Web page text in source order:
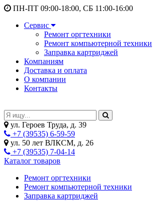
ПН-ПТ 09:00-18:00, СБ 11:00-16:00
Сервис
Ремонт оргтехники
Ремонт компьютерной техники
Заправка картриджей
Компаниям
Доставка и оплата
О компании
Контакты
ул. Героев Труда, д. 39
+7 (39535) 6-59-59
ул. 50 лет ВЛКСМ, д. 26
+7 (39535) 7-04-14
Каталог товаров
Ремонт оргтехники
Ремонт компьютерной техники
Заправка картриджей